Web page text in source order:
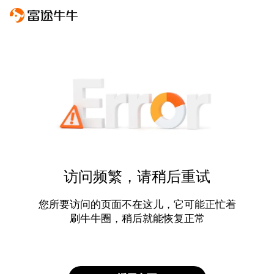
访问频繁，请稍后重试
您所要访问的页面不在这儿，它可能正忙着
刷牛牛圈，稍后就能恢复正常